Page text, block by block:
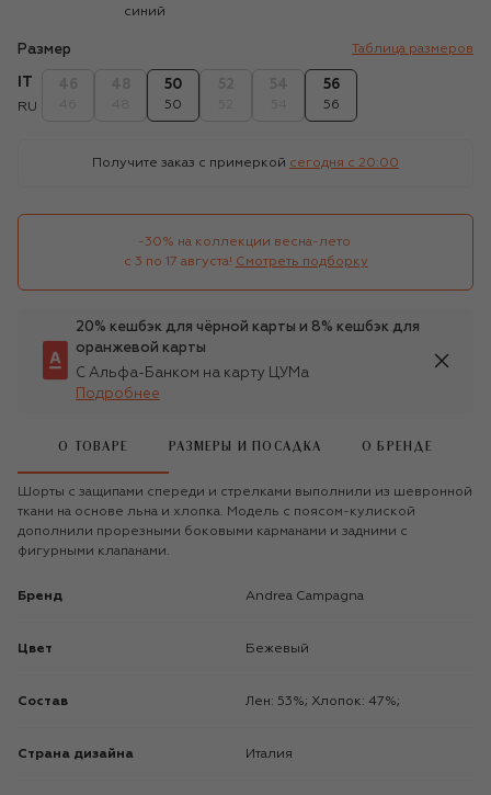
синий
Размер Таблица размеров
RU
50
50
56
56
Получите заказ с примеркой сегодня c 20:00
-30% на коллекции весна-лето
с 3 по 17 августа! Смотреть подборку
20% кешбэк для чёрной карты и 8% кешбэк для
оранжевой карты
С Альфа-Банком на карту ЦУМа
Подробнее
О ТОВАРЕ РАЗМЕРЫ И ПОСАДКА О БРЕНДЕ
Шорты с защипами спереди и стрелками выполнили из шевронной
ткани на основе льна и хлопка. Модель с поясом-кулиской
дополнили прорезными боковыми карманами и задними с
фигурными клапанами.
Бренд Andrea Campagna
Цвет Бежевый
Состав Лен: 53%; Хлопок: 47%;
Страна дизайна Италия